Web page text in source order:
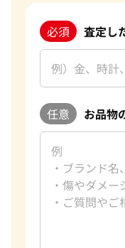
必須 査定し
任意 お品物